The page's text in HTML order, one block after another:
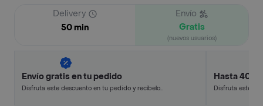
Delivery
50 min
Envío
Gratis
(nuevos usuarios)
Envío gratis en tu pedido
Disfruta este descuento en tu pedido y recíbelo
Hasta 40%
Disfruta este